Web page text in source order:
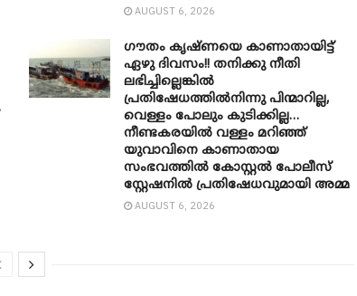
AUGUST 6, 2026
ഗൗതം കൃഷ്ണയെ കാണാതായിട്ട്
ഏഴു ദിവസം!! തനിക്കു നീതി
ലഭിച്ചില്ലെങ്കിൽ
പ്രതിഷേധത്തിൽനിന്നു പിന്മാറില്ല,
വെള്ളം പോലും കുടിക്കില്ല…
നീണ്ടകരയിൽ വള്ളം മറിഞ്ഞ്
യുവാവിനെ കാണാതായ
സംഭവത്തിൽ കോസ്റ്റൽ പോലീസ്
സ്റ്റേഷനിൽ പ്രതിഷേധവുമായി അമ്മ
AUGUST 6, 2026